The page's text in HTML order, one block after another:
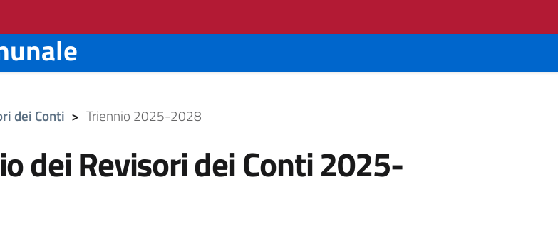
dei Conti > Triennio 2025-2028
dei Revisori dei Conti 2025-